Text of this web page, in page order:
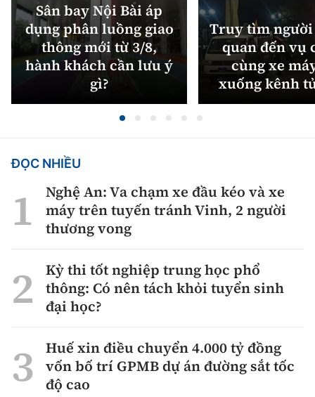
Thông tin tòa
soạn
Sân bay Nội Bài áp
dụng phân luồng giao
thông mới từ 3/8,
hành khách cần lưu ý
gì?
Truy tìm
quan đến vụ
cùng xe
xuống kênh
ĐỌC NHIỀU
Nghệ An: Va chạm xe đầu kéo và xe
máy trên tuyến tránh Vinh, 2 người
thương vong
Kỳ thi tốt nghiệp trung học phổ
thông: Có nên tách khỏi tuyển sinh
đại học?
Huế xin điều chuyển 4.000 tỷ đồng
vốn bố trí GPMB dự án đường sắt tốc
độ cao